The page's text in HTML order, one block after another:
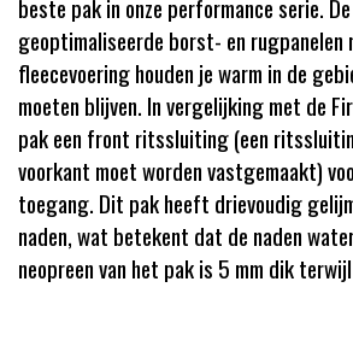
geoptimaliseerde borst- en rugpanelen
fleecevoering houden je warm in de
moeten blijven. In vergelijking met de
pak een front ritssluiting (een
voorkant moet worden vastgemaakt)
toegang. Dit pak heeft drievoudig
naden, wat betekent dat de naden
neopreen van het pak is 5 mm dik